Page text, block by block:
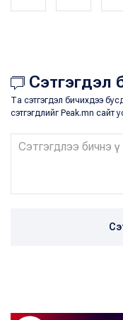
Сэтгэгдэл
Та сэтгэгдэл бичихдээ
сэтгэгдлийг Peak.mn сайт